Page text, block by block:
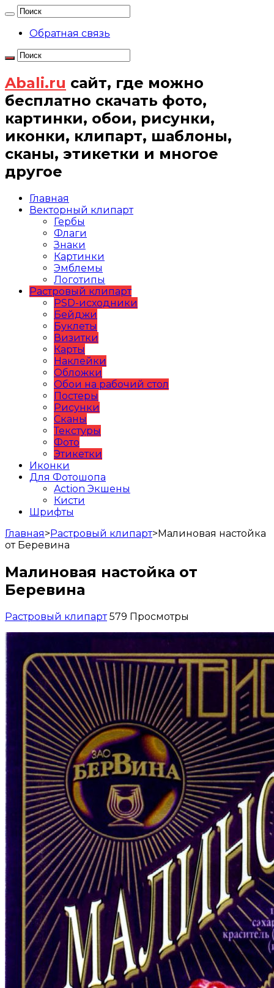
Обратная связь
Abali.ru сайт, где можно
бесплатно скачать фото,
картинки, обои, рисунки,
иконки, клипарт, шаблоны,
сканы, этикетки и многое
другое
Главная
Векторный клипарт
Гербы
Флаги
Знаки
Картинки
Эмблемы
Логотипы
Растровый клипарт
PSD-исходники
Бейджи
Буклеты
Визитки
Карты
Наклейки
Обложки
Обои на рабочий стол
Постеры
Рисунки
Сканы
Текстуры
Фото
Этикетки
Иконки
Для Фотошопа
Action Экшены
Кисти
Шрифты
Главная>Растровый клипарт>Малиновая настойка
от Беревина
Малиновая настойка от
Беревина
Растровый клипарт 579 Просмотры